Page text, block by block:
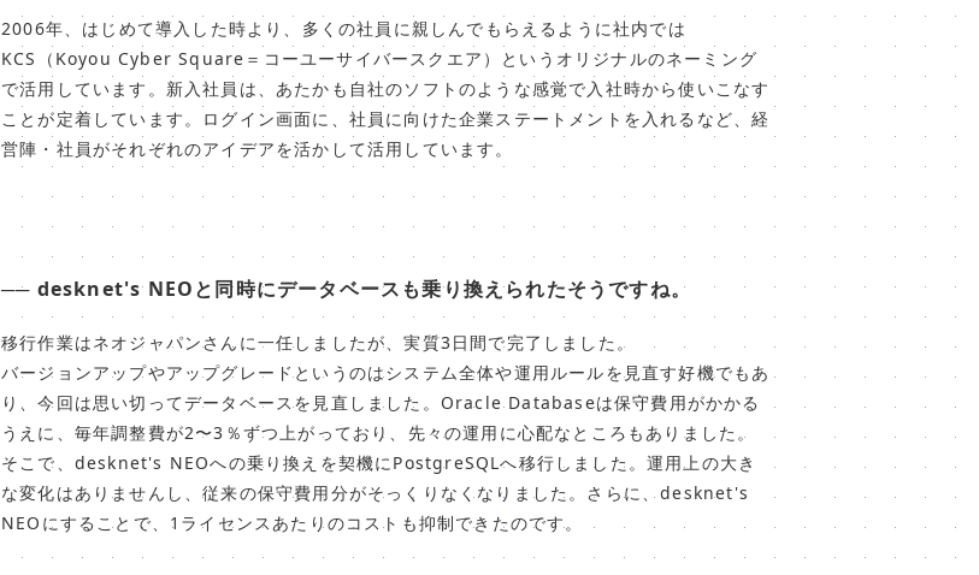
2006年、はじめて導入した時より、多くの社員に親しんでもらえるように社内では
KCS（Koyou Cyber Square＝コーユーサイバースクエア）というオリジナルのネーミング
で活用しています。新入社員は、あたかも自社のソフトのような感覚で入社時から使いこなす
ことが定着しています。ログイン画面に、社員に向けた企業ステートメントを入れるなど、経
営陣・社員がそれぞれのアイデアを活かして活用しています。
── desknet's NEOと同時にデータベースも乗り換えられたそうですね。
移行作業はネオジャパンさんに一任しましたが、実質3日間で完了しました。
バージョンアップやアップグレードというのはシステム全体や運用ルールを見直す好機でもあ
り、今回は思い切ってデータベースを見直しました。Oracle Databaseは保守費用がかかる
うえに、毎年調整費が2〜3％ずつ上がっており、先々の運用に心配なところもありました。
そこで、desknet's NEOへの乗り換えを契機にPostgreSQLへ移行しました。運用上の大き
な変化はありませんし、従来の保守費用分がそっくりなくなりました。さらに、desknet's
NEOにすることで、1ライセンスあたりのコストも抑制できたのです。